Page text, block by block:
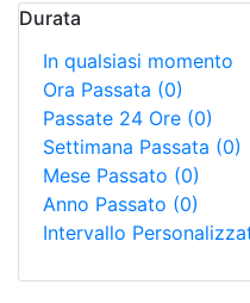
Durata
In qualsiasi momento
Ora Passata (0)
Passate 24 Ore (0)
Settimana Passata (0)
Mese Passato (0)
Anno Passato (0)
Intervallo